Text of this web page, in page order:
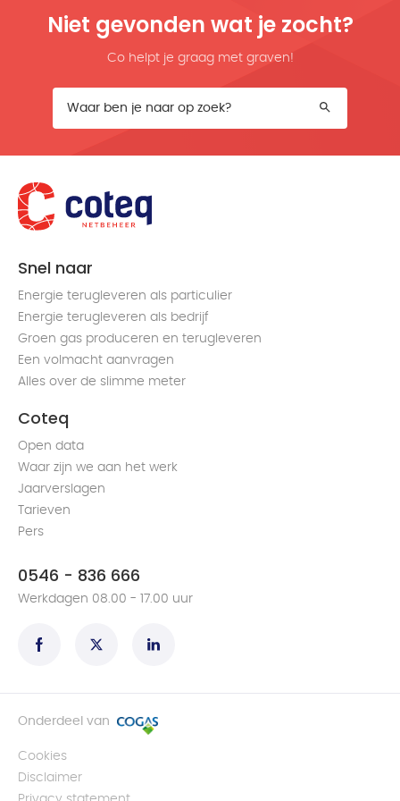
Niet gevonden wat je zocht?
Co helpt je graag met graven!
Snel naar
Energie terugleveren als particulier
Energie terugleveren als bedrijf
Groen gas produceren en terugleveren
Een volmacht aanvragen
Alles over de slimme meter
Coteq
Open data
Waar zijn we aan het werk
Jaarverslagen
Tarieven
Pers
0546 - 836 666
Werkdagen 08.00 - 17.00 uur
Onderdeel van
Cookies
Disclaimer